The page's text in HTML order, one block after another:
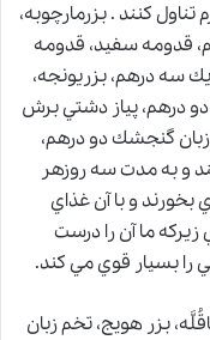
كنند . بزرمارچوبه،
قدومه سفيد، قدومه
سه درهم، بزريونجه،
دو درهم، پياز دشتي برش
گنجشك دو درهم،
و به مدت سه روزهر
بخورند و با آن غذاي
ما آن را درست
را بسيار قوي مي كند.
بزر هويج، تخم زبان